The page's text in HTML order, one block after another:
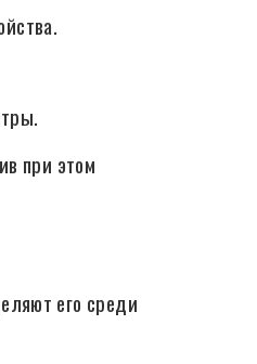
при этом
его среди